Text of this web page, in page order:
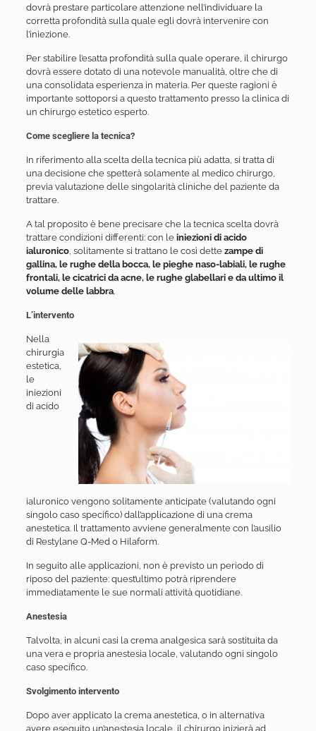
dovrà prestare particolare attenzione nell’individuare la
corretta profondità sulla quale egli dovrà intervenire con
l’iniezione.
Per stabilire l’esatta profondità sulla quale operare, il chirurgo
dovrà essere dotato di una notevole manualità, oltre che di
una consolidata esperienza in materia. Per queste ragioni è
importante sottoporsi a questo trattamento presso la clinica di
un chirurgo estetico esperto.
Come scegliere la tecnica?
In riferimento alla scelta della tecnica più adatta, si tratta di
una decisione che spetterà solamente al medico chirurgo,
previa valutazione delle singolarità cliniche del paziente da
trattare.
A tal proposito è bene precisare che la tecnica scelta dovrà
trattare condizioni differenti: con le iniezioni di acido
ialuronico, solitamente si trattano le così dette zampe di
gallina, le rughe della bocca, le pieghe naso-labiali, le rughe
frontali, le cicatrici da acne, le rughe glabellari e da ultimo il
volume delle labbra.
L’intervento
Nella
chirurgia
estetica,
le
iniezioni
di acido
ialuronico vengono solitamente anticipate (valutando ogni
singolo caso specifico) dall’applicazione di una crema
anestetica. Il trattamento avviene generalmente con l’ausilio
di Restylane Q-Med o Hilaform.
In seguito alle applicazioni, non è previsto un periodo di
riposo del paziente: quest’ultimo potrà riprendere
immediatamente le sue normali attività quotidiane.
Anestesia
Talvolta, in alcuni casi la crema analgesica sarà sostituita da
una vera e propria anestesia locale, valutando ogni singolo
caso specifico.
Svolgimento intervento
Dopo aver applicato la crema anestetica, o in alternativa
avere eseguito un’anestesia locale, il chirurgo inizierà ad